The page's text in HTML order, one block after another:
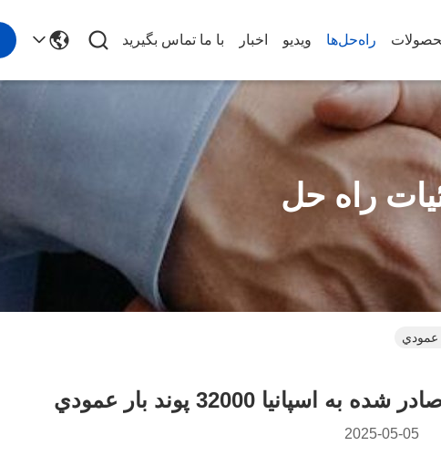
راه‌حل‌ها ویدیو اخبار با ما تماس بگیرید
راه حل
32000 پوند بار عمودي
2025-05-05